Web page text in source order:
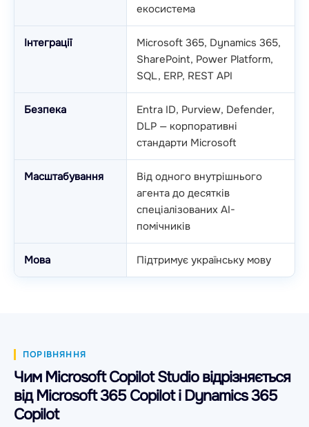
екосистема
Інтеграції
Microsoft 365, Dynamics 365,
SharePoint, Power Platform,
SQL, ERP, REST API
Безпека
Entra ID, Purview, Defender,
DLP — корпоративні
стандарти Microsoft
Масштабування
Від одного внутрішнього
агента до десятків
спеціалізованих AI-
помічників
Мова Підтримує українську мову
ПОРІВНЯННЯ
Чим Microsoft Copilot Studio відрізняється
від Microsoft 365 Copilot і Dynamics 365
Copilot